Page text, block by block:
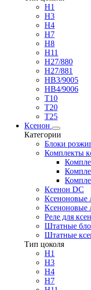
H1
H3
H4
H7
H8
H11
H27/880
H27/881
HB3/9005
HB4/9006
T10
T20
T25
Ксенон
Категории
Блоки
Комплекты
Ксенон DC
Ксеноновые
Ксеноновые
Реле для
Штатные
Штатные
Тип цоколя
H1
H3
H4
H7